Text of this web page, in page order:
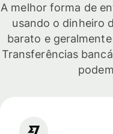
A melhor forma de
usando o dinheiro
barato e
Transferências